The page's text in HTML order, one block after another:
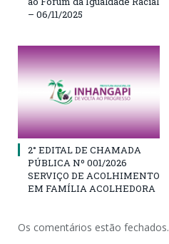
– 06/11/2025
2° EDITAL DE CHAMADA
PÚBLICA Nº 001/2026
SERVIÇO DE ACOLHIMENTO
EM FAMÍLIA ACOLHEDORA
Os comentários estão fechados.